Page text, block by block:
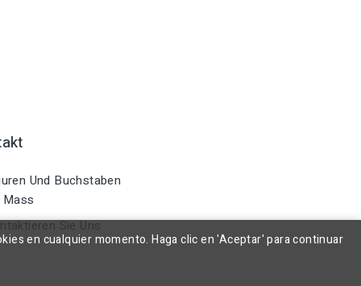
Und Buchstaben
Sie Uns
en cualquier momento. Haga clic en 'Aceptar' para continuar